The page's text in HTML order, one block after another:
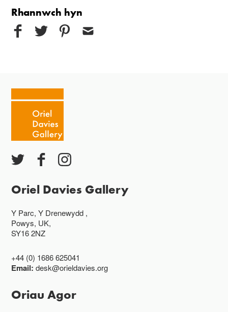
Rhannwch hyn
Oriel Davies Gallery
Y Parc, Y Drenewydd ,
Powys, UK,
SY16 2NZ
+44 (0) 1686 625041
Email:desk@orieldavies.org
Oriau Agor